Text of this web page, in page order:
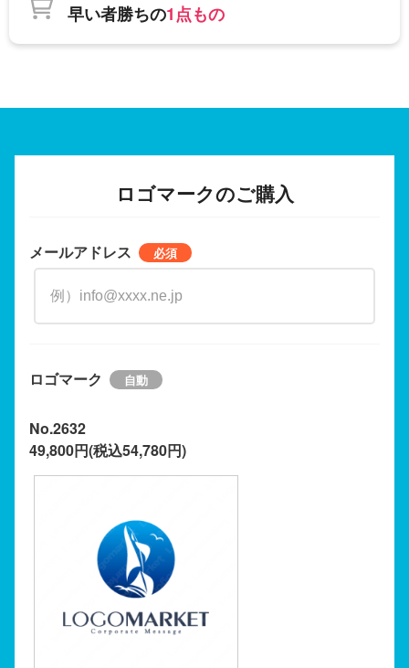
早い者勝ちの1点もの
ロゴマークのご購入
メールアドレス
ロゴマーク
No.2632
49,800円(税込54,780円)